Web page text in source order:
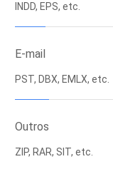
INDD, EPS, etc.
E-mail
PST, DBX, EMLX, etc.
Outros
ZIP, RAR, SIT, etc.